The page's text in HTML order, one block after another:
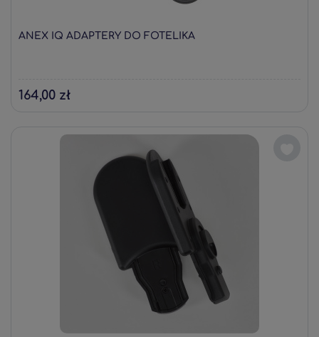
ANEX IQ ADAPTERY DO FOTELIKA
164,00 zł